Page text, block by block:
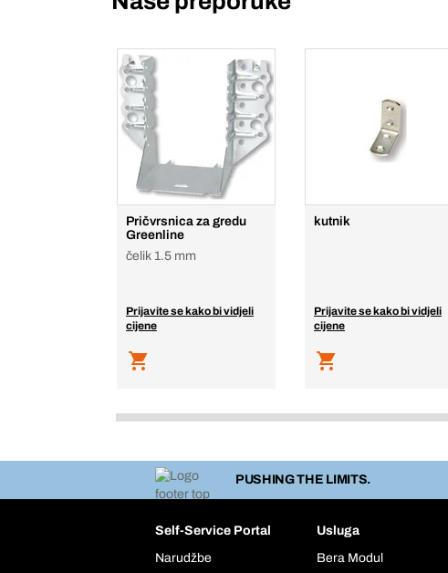
Pričvrsnica za gredu
Greenline
čelik 1.5 mm
Prijavite se kako bi vidjeli
cijene
kutnik
Prijavite se kako bi vidjeli
cijene
PUSHING THE LIMITS.
Self-Service Portal
Narudžbe
Usluga
Bera Modul